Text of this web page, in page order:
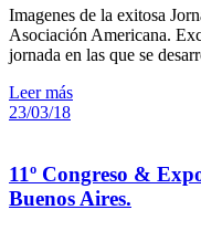
Imagenes de la exitosa
Asociación Americana.
jornada en las que se
Leer más
23/03/18
11º Congreso &
Buenos Aires.